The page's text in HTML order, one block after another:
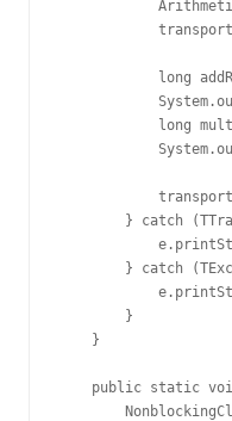
long
long
} catch
} catch
        }
    }
public static